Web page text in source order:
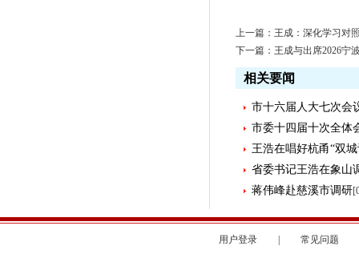
上一篇： 王成：深化学习对
下一篇： 王成与出席2026宁
相关要闻
市十六届人大七次会
市委十四届十次全体
王浩在唱好杭甬“双
省委书记王浩在象山
蒋伟峰赴慈溪市调研
用户登录 常见问题